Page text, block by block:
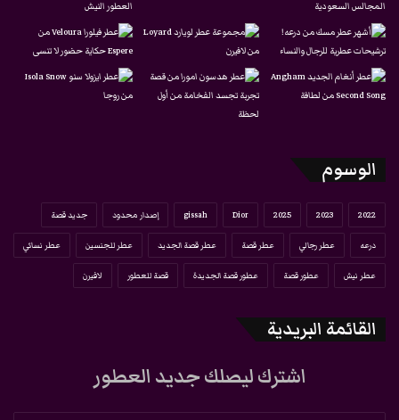
الوسوم
2022
2023
2025
Dior
gissah إصدار محدود جديد قصة
درعه عطر رجالي عطر قصة عطر قصة الجديد عطر للجنسين عطر نسائي
عطر نيش عطور قصة عطور قصة الجديدة قصة للعطور لافيرن
القائمة البريدية
اشترك ليصلك جديد العطور